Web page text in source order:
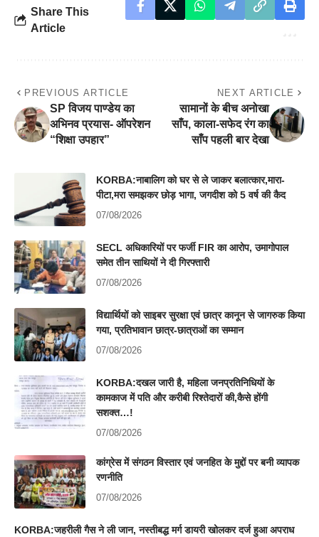
Share This
Article
PREVIOUS ARTICLE
SP विजय पाण्डेय का
अभिनव प्रयास- ऑपरेशन
“शिक्षा उपहार”
NEXT ARTICLE
सामानों के बीच अनोखा
साँप, काला-सफेद रंग का
साँप पहली बार देखा
KORBA:नाबालिग को घर से ले जाकर बलात्कार,मारा-
पीटा,मरा समझकर छोड़ भागा, जगदीश को 5 वर्ष की कैद
07/08/2026
SECL अधिकारियों पर फर्जी FIR का आरोप, उमागोपाल
समेत तीन साथियों ने दी गिरफ्तारी
07/08/2026
विद्यार्थियों को साइबर सुरक्षा एवं छात्र कानून से जागरुक किया
गया, प्रतिभावान छात्र-छात्राओं का सम्मान
07/08/2026
KORBA:दखल जारी है, महिला जनप्रतिनिधियों के
कामकाज में पति और करीबी रिश्तेदारों की,कैसे होंगी
सशक्त…!
07/08/2026
कांग्रेस में संगठन विस्तार एवं जनहित के मुद्दों पर बनी व्यापक
रणनीति
07/08/2026
KORBA:जहरीली गैस ने ली जान, नस्तीबद्ध मर्ग डायरी खोलकर दर्ज हुआ अपराध